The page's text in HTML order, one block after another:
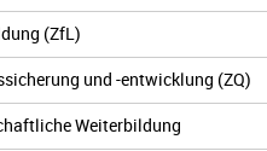
(ZfL)
und -entwicklung (ZQ)
Weiterbildung